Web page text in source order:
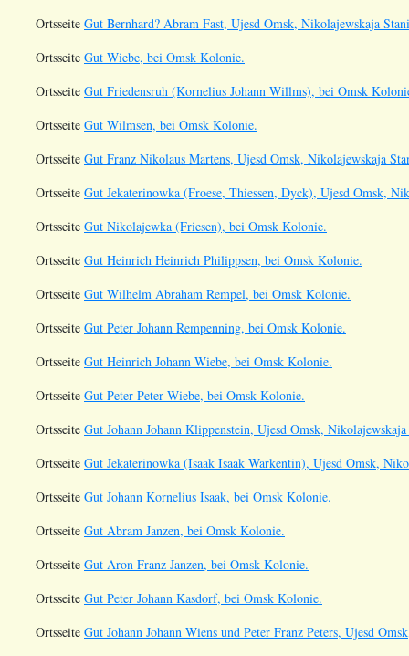
Ortsseite Gut Bernhard? Abram Fast, Ujesd Omsk, Nikolajewskaja
Ortsseite Gut Wiebe, bei Omsk Kolonie.
Ortsseite Gut Friedensruh (Kornelius Johann Willms), bei Omsk
Ortsseite Gut Wilmsen, bei Omsk Kolonie.
Ortsseite Gut Franz Nikolaus Martens, Ujesd Omsk, Nikolajewskaja
Ortsseite Gut Jekaterinowka (Froese, Thiessen, Dyck), Ujesd Omsk,
Ortsseite Gut Nikolajewka (Friesen), bei Omsk Kolonie.
Ortsseite Gut Heinrich Heinrich Philippsen, bei Omsk Kolonie.
Ortsseite Gut Wilhelm Abraham Rempel, bei Omsk Kolonie.
Ortsseite Gut Peter Johann Rempenning, bei Omsk Kolonie.
Ortsseite Gut Heinrich Johann Wiebe, bei Omsk Kolonie.
Ortsseite Gut Peter Peter Wiebe, bei Omsk Kolonie.
Ortsseite Gut Johann Johann Klippenstein, Ujesd Omsk,
Ortsseite Gut Jekaterinowka (Isaak Isaak Warkentin), Ujesd Omsk,
Ortsseite Gut Johann Kornelius Isaak, bei Omsk Kolonie.
Ortsseite Gut Abram Janzen, bei Omsk Kolonie.
Ortsseite Gut Aron Franz Janzen, bei Omsk Kolonie.
Ortsseite Gut Peter Johann Kasdorf, bei Omsk Kolonie.
Ortsseite Gut Johann Johann Wiens und Peter Franz Peters, Ujesd